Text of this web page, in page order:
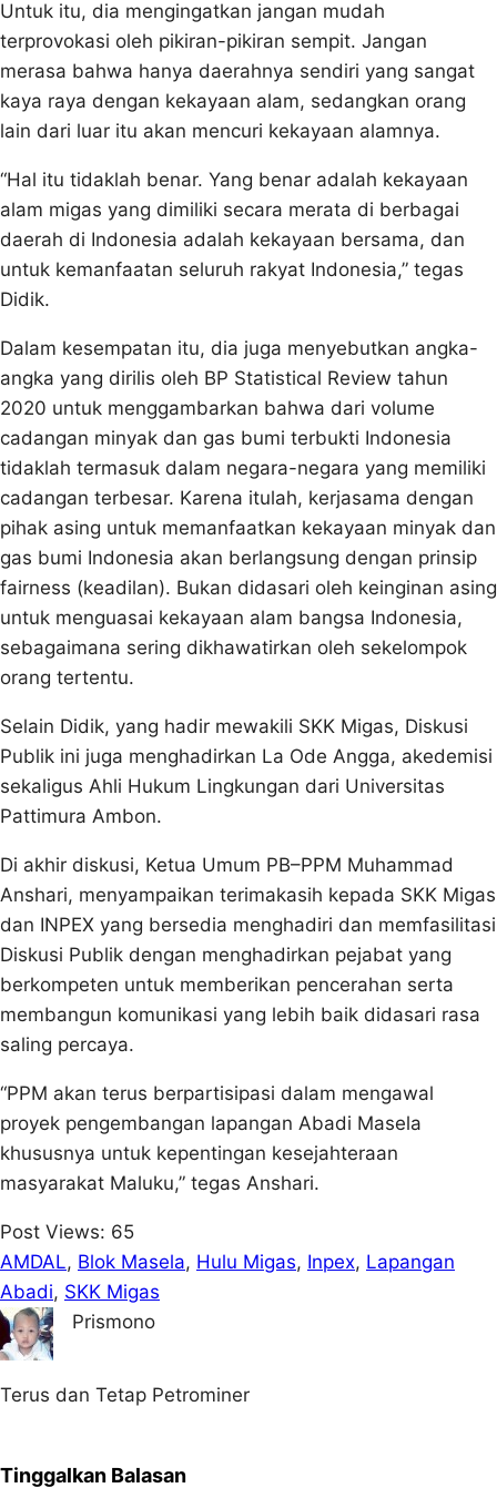
Untuk itu, dia mengingatkan jangan mudah
terprovokasi oleh pikiran-pikiran sempit. Jangan
merasa bahwa hanya daerahnya sendiri yang sangat
kaya raya dengan kekayaan alam, sedangkan orang
lain dari luar itu akan mencuri kekayaan alamnya.
“Hal itu tidaklah benar. Yang benar adalah kekayaan
alam migas yang dimiliki secara merata di berbagai
daerah di Indonesia adalah kekayaan bersama, dan
untuk kemanfaatan seluruh rakyat Indonesia,” tegas
Didik.
Dalam kesempatan itu, dia juga menyebutkan angka-
angka yang dirilis oleh BP Statistical Review tahun
2020 untuk menggambarkan bahwa dari volume
cadangan minyak dan gas bumi terbukti Indonesia
tidaklah termasuk dalam negara-negara yang memiliki
cadangan terbesar. Karena itulah, kerjasama dengan
pihak asing untuk memanfaatkan kekayaan minyak dan
gas bumi Indonesia akan berlangsung dengan prinsip
fairness (keadilan). Bukan didasari oleh keinginan asing
untuk menguasai kekayaan alam bangsa Indonesia,
sebagaimana sering dikhawatirkan oleh sekelompok
orang tertentu.
Selain Didik, yang hadir mewakili SKK Migas, Diskusi
Publik ini juga menghadirkan La Ode Angga, akedemisi
sekaligus Ahli Hukum Lingkungan dari Universitas
Pattimura Ambon.
Di akhir diskusi, Ketua Umum PB–PPM Muhammad
Anshari, menyampaikan terimakasih kepada SKK Migas
dan INPEX yang bersedia menghadiri dan memfasilitasi
Diskusi Publik dengan menghadirkan pejabat yang
berkompeten untuk memberikan pencerahan serta
membangun komunikasi yang lebih baik didasari rasa
saling percaya.
“PPM akan terus berpartisipasi dalam mengawal
proyek pengembangan lapangan Abadi Masela
khususnya untuk kepentingan kesejahteraan
masyarakat Maluku,” tegas Anshari.
Post Views: 65
AMDAL, Blok Masela, Hulu Migas, Inpex, Lapangan
Abadi, SKK Migas
Prismono
Terus dan Tetap Petrominer
Tinggalkan Balasan